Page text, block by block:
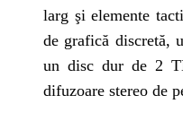
larg şi elemente
de grafică discretă,
un disc dur de 2
difuzoare stereo de